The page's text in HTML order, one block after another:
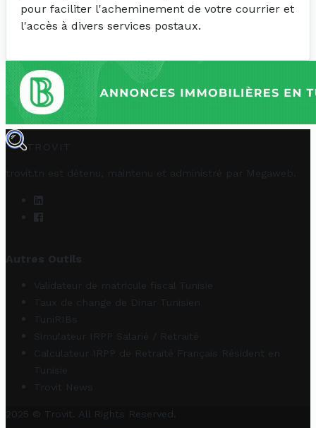
pour faciliter l'acheminement de votre courrier et
l'accès à divers services postaux.
TROVIT
trovit.tn est détenu, maintenu et administré par Megaweb
Autres Outils
Validateur de matricule fiscal Tunisie
Taux de change de Dinar Tunisien
TuniRIBs
Simulateur IRPP Salarié / Retraité
Calculateur IRPP de Retraité Français Résident en
Tunisie
Trovit News
2025 © Trovit. All Rights Reserved.